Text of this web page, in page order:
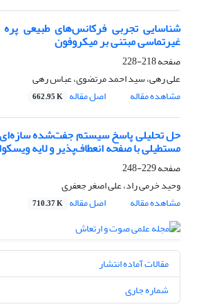
شناسایی تجربی فرکانس‌های طبیعی
غیرتماسی مبتنی بر میکروفون
صفحه218-228
علی رهی، سید احمد مرتضوی، عباس رهی
مشاهده مقاله
اصل مقاله 662.95 K
حل تحلیلی پاسخ سیستم جفت‌شده
مستطیلی با صفحه انعطاف‌پذیر و لایه
صفحه229-248
وحید خرمی راد، علی اصغر جعفری
مشاهده مقاله
اصل مقاله 710.37 K
مقالات آماده انتشار
شماره جاری